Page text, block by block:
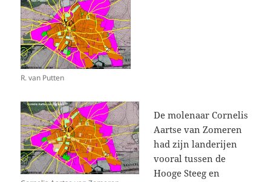
R. van Putten
De molenaar Cornelis
Aartse van Zomeren
had zijn landerijen
vooral tussen de
Hooge Steeg en